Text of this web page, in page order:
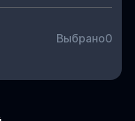
Выбрано0